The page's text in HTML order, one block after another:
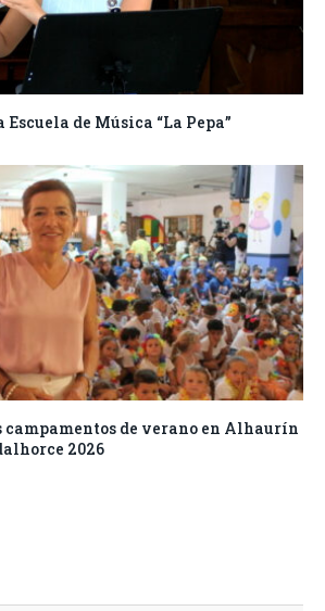
de Música “La Pepa”
campamentos de verano en Alhaurín
2026